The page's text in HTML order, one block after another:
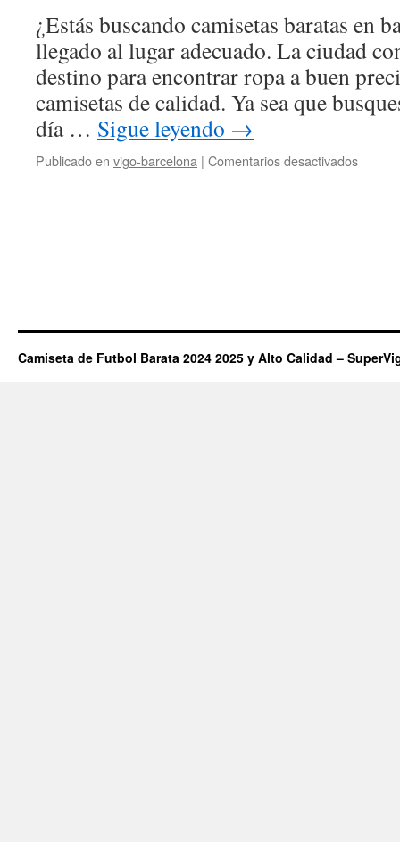
y
del
|
¿Estás buscando camisetas baratas en
llegado al lugar adecuado. La ciudad
destino para encontrar ropa a buen
camisetas de calidad. Ya sea que
día … Sigue leyendo →
Publicado en vigo-barcelona | Comentarios desactivadosen
Camiseta de Futbol Barata 2024 2025 y Alto Calidad –